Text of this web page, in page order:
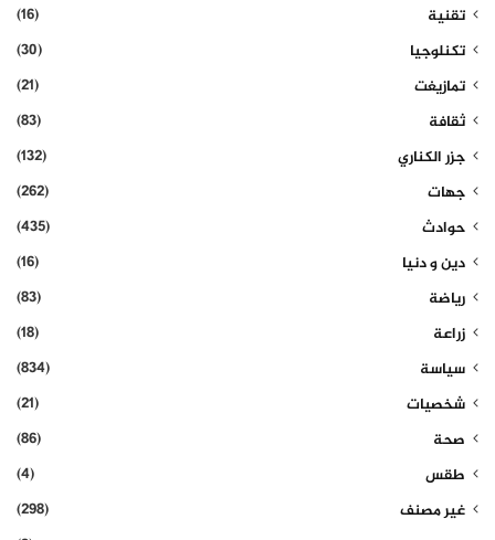
تقنية
(16)
تكنلوجيا
(30)
تمازيغت
(21)
ثقافة
(83)
جزر الكناري
(132)
جهات
(262)
حوادث
(435)
دين و دنيا
(16)
رياضة
(83)
زراعة
(18)
سياسة
(834)
شخصيات
(21)
صحة
(86)
طقس
(4)
غير مصنف
(298)